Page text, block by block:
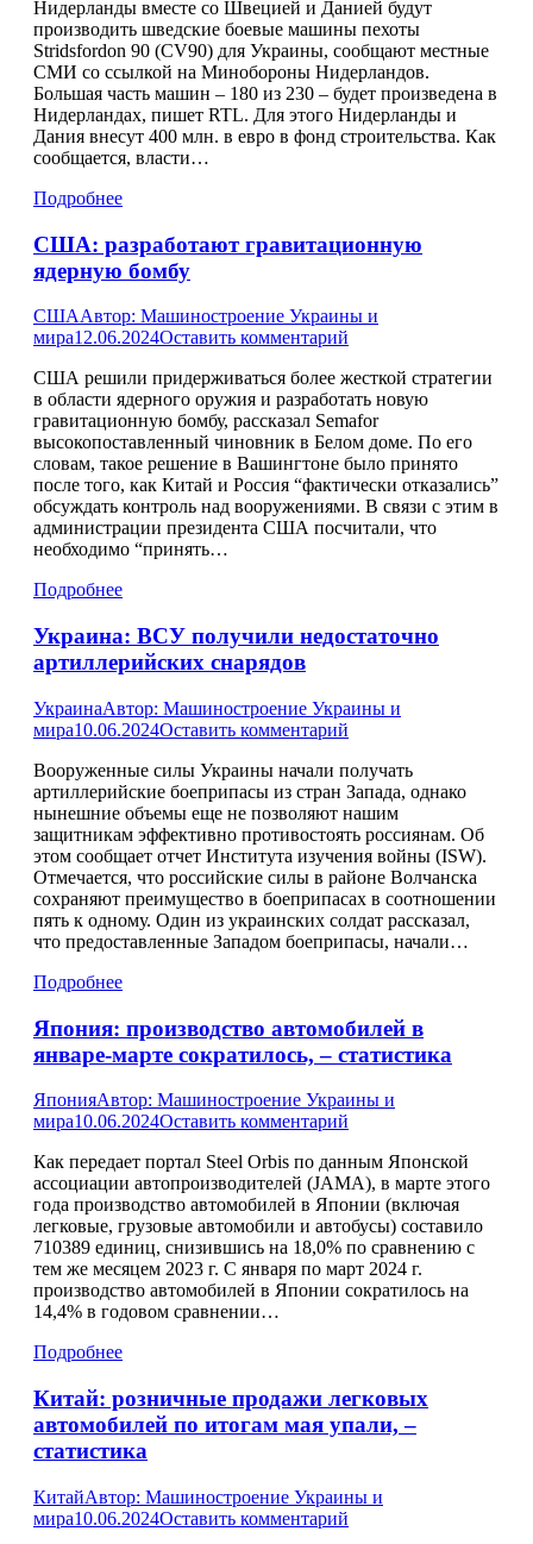
Нидерланды вместе со Швецией и Данией будут
производить шведские боевые машины пехоты
Stridsfordon 90 (CV90) для Украины, сообщают местные
СМИ со ссылкой на Минобороны Нидерландов.
Большая часть машин – 180 из 230 – будет произведена в
Нидерландах, пишет RTL. Для этого Нидерланды и
Дания внесут 400 млн. в евро в фонд строительства. Как
сообщается, власти…
Подробнее
США: разработают гравитационную
ядерную бомбу
СШААвтор: Машиностроение Украины и
мира12.06.2024Оставить комментарий
США решили придерживаться более жесткой стратегии
в области ядерного оружия и разработать новую
гравитационную бомбу, рассказал Semafor
высокопоставленный чиновник в Белом доме. По его
словам, такое решение в Вашингтоне было принято
после того, как Китай и Россия “фактически отказались”
обсуждать контроль над вооружениями. В связи с этим в
администрации президента США посчитали, что
необходимо “принять…
Подробнее
Украина: ВСУ получили недостаточно
артиллерийских снарядов
УкраинаАвтор: Машиностроение Украины и
мира10.06.2024Оставить комментарий
Вооруженные силы Украины начали получать
артиллерийские боеприпасы из стран Запада, однако
нынешние объемы еще не позволяют нашим
защитникам эффективно противостоять россиянам. Об
этом сообщает отчет Института изучения войны (ISW).
Отмечается, что российские силы в районе Волчанска
сохраняют преимущество в боеприпасах в соотношении
пять к одному. Один из украинских солдат рассказал,
что предоставленные Западом боеприпасы, начали…
Подробнее
Япония: производство автомобилей в
январе-марте сократилось, – статистика
ЯпонияАвтор: Машиностроение Украины и
мира10.06.2024Оставить комментарий
Как передает портал Steel Orbis по данным Японской
ассоциации автопроизводителей (JAMA), в марте этого
года производство автомобилей в Японии (включая
легковые, грузовые автомобили и автобусы) составило
710389 единиц, снизившись на 18,0% по сравнению с
тем же месяцем 2023 г. С января по март 2024 г.
производство автомобилей в Японии сократилось на
14,4% в годовом сравнении…
Подробнее
Китай: розничные продажи легковых
автомобилей по итогам мая упали, –
статистика
КитайАвтор: Машиностроение Украины и
мира10.06.2024Оставить комментарий